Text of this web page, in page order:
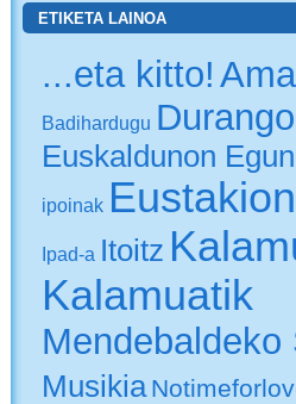
ETIKETA LAINOA
...eta kitto!
Badihardugu Durango
Euskaldunon
ipoinak
Ipad-a Itoitz
Kalamuatik
Mendebaldeko
Musikia